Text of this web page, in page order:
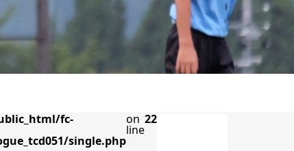
fc-
single.php
on
line
22